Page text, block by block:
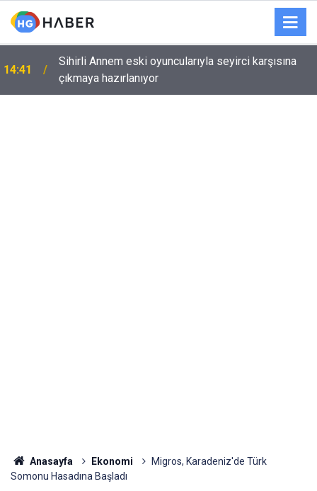
14:41
Sihirli Annem eski oyuncularıyla seyirci karşısına
çıkmaya hazırlanıyor
Anasayfa Ekonomi
Migros, Karadeniz'de Türk
Somonu Hasadına Başladı